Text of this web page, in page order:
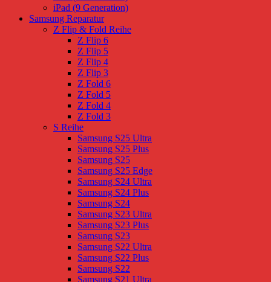
iPad (9 Generation)
Samsung Reparatur
Z Flip & Fold Reihe
Z Flip 6
Z Flip 5
Z Flip 4
Z Flip 3
Z Fold 6
Z Fold 5
Z Fold 4
Z Fold 3
S Reihe
Samsung S25 Ultra
Samsung S25 Plus
Samsung S25
Samsung S25 Edge
Samsung S24 Ultra
Samsung S24 Plus
Samsung S24
Samsung S23 Ultra
Samsung S23 Plus
Samsung S23
Samsung S22 Ultra
Samsung S22 Plus
Samsung S22
Samsung S21 Ultra